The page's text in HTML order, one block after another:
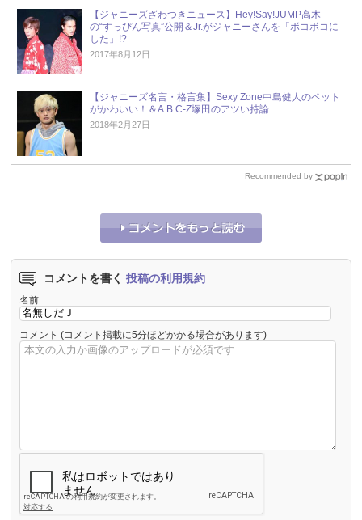
【ジャニーズざわつきニュース】Hey!Say!JUMP高木
の“すっぴん写真”公開＆Jr.がジャニーさんを「ボコボコに
した」!?
2017年8月12日
【ジャニーズ名言・格言集】Sexy Zone中島健人のペット
がかわいい！＆A.B.C-Z塚田のアツい持論
2018年2月27日
Recommended by
コメントを書く 投稿の利用規約
名前
コメント (コメント掲載に5分ほどかかる場合があります)